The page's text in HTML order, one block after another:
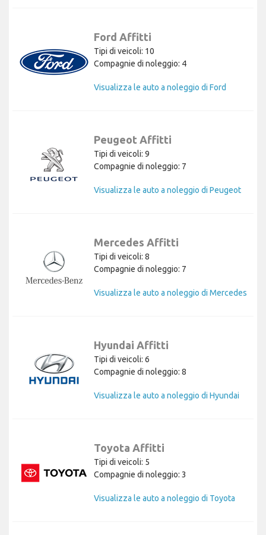
Ford Affitti
Tipi di veicoli: 10
Compagnie di noleggio: 4
Visualizza le auto a noleggio di Ford
Peugeot Affitti
Tipi di veicoli: 9
Compagnie di noleggio: 7
Visualizza le auto a noleggio di Peugeot
Mercedes Affitti
Tipi di veicoli: 8
Compagnie di noleggio: 7
Visualizza le auto a noleggio di Mercedes
Hyundai Affitti
Tipi di veicoli: 6
Compagnie di noleggio: 8
Visualizza le auto a noleggio di Hyundai
Toyota Affitti
Tipi di veicoli: 5
Compagnie di noleggio: 3
Visualizza le auto a noleggio di Toyota